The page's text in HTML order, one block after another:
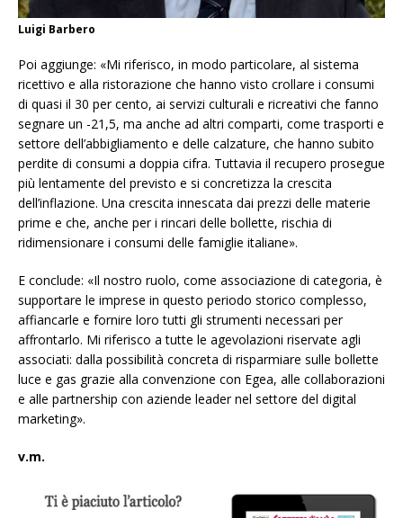
Luigi Barbero
Poi aggiunge: «Mi riferisco, in modo particolare, al sistema
ricettivo e alla ristorazione che hanno visto crollare i consumi
di quasi il 30 per cento, ai servizi culturali e ricreativi che fanno
segnare un -21,5, ma anche ad altri comparti, come trasporti e
settore dell’abbigliamento e delle calzature, che hanno subito
perdite di consumi a doppia cifra. Tuttavia il recupero prosegue
più lentamente del previsto e si concretizza la crescita
dell’inflazione. Una crescita innescata dai prezzi delle materie
prime e che, anche per i rincari delle bollette, rischia di
ridimensionare i consumi delle famiglie italiane».
E conclude: «Il nostro ruolo, come associazione di categoria, è
supportare le imprese in questo periodo storico complesso,
affiancarle e fornire loro tutti gli strumenti necessari per
affrontarlo. Mi riferisco a tutte le agevolazioni riservate agli
associati: dalla possibilità concreta di risparmiare sulle bollette
luce e gas grazie alla convenzione con Egea, alle collaborazioni
e alle partnership con aziende leader nel settore del digital
marketing».
v.m.